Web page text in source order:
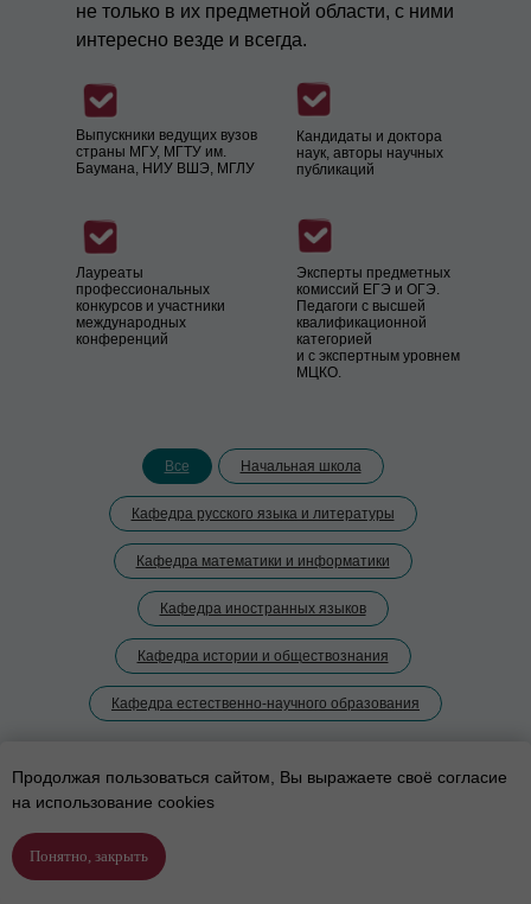
не только в их предметной области, с ними
интересно везде и всегда.
Выпускники ведущих вузов
страны МГУ, МГТУ им.
Баумана, НИУ ВШЭ, МГЛУ
Кандидаты и доктора
наук, авторы научных
публикаций
Лауреаты
профессиональных
конкурсов и участники
международных
конференций
Эксперты предметных
комиссий ЕГЭ и ОГЭ.
Педагоги с высшей
квалификационной
категорией
и с экспертным уровнем
МЦКО.
Все Начальная школа
Кафедра русского языка и литературы
Кафедра математики и информатики
Кафедра иностранных языков
Кафедра истории и обществознания
Кафедра естественно-научного образования
Продолжая пользоваться сайтом, Вы выражаете своё согласие
на использование cookies
Понятно, закрыть
Подобрать программу